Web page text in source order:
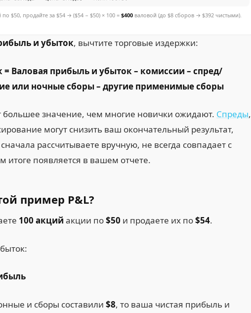
$50, продайте за $54 → ($54 − $50) × 100 =$400валовой (до $8 сборов → $392 чистыми).
и убыток, вычтите торговые издержки:
Валовая прибыль и убыток – комиссии – спред/
или ночные сборы – другие применимые сборы
большее значение, чем многие новички ожидают. Спреды,
могут снизить ваш окончательный результат,
рассчитываете вручную, не всегда совпадает с
итоге появляется в вашем отчете.
пример P&L?
100 акций акции по$50 и продаете их по$54.
и сборы составили $8, то ваша чистая прибыль и